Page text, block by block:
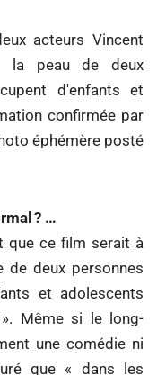
acteurs Vincent
la peau de deux
d'enfants et
confirmée par
éphémère posté
? …
que ce film serait à
de deux personnes
et adolescents
Même si le long-
une comédie ni
que « dans les